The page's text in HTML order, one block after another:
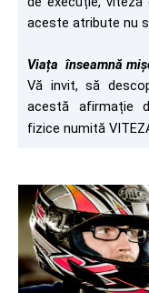
aceste atribute nu
Viața înseamnă
Vă invit, să
acestă afirmație
fizice numită